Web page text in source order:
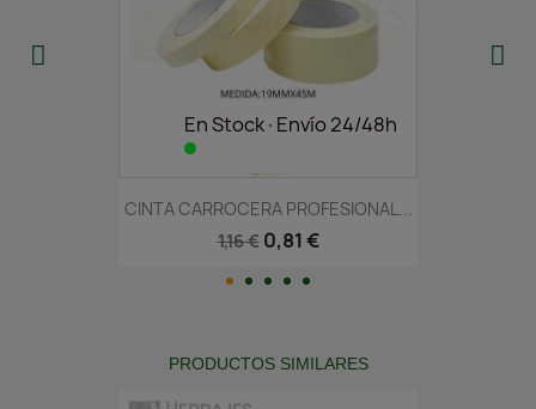
En Stock·Envío 24/48h
CINTA CARROCERA PROFESIONAL...
1,16 € 0,81 €
PRODUCTOS SIMILARES